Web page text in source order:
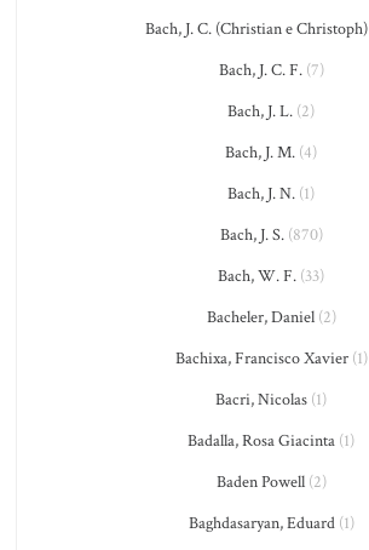
Bach, J. C. (Christian e Christoph)
Bach, J. C. F.(7)
Bach, J. L. (2)
Bach, J. M. (4)
Bach, J. N. (1)
Bach, J. S.(870)
Bach, W. F. (33)
Bacheler, Daniel(2)
Bachixa, Francisco Xavier(1)
Bacri, Nicolas (1)
Badalla, Rosa Giacinta (1)
Baden Powell(2)
Baghdasaryan, Eduard(1)